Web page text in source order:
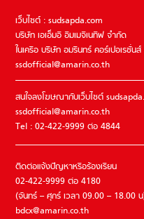
เว็บไซต์ : sudsapda.com
บริษัท เอเอ็มอี อิมเมจิเนทีฟ จำกัด
ในเครือ บริษัท อมรินทร์ คอร์เปอเรชั่น
ssdofficial@amarin.co.th
สนใจลงโฆษณากับเว็บไซต์
ssdofficial@amarin.co.th
Tel : 02-422-9999 ต่อ 4844
ติดต่อแจ้งปัญหาหรือร้องเรียน
02-422-9999 ต่อ 4180
(จันทร์ – ศุกร์ เวลา 09.00 – 18.00
bdcx@amarin.co.th